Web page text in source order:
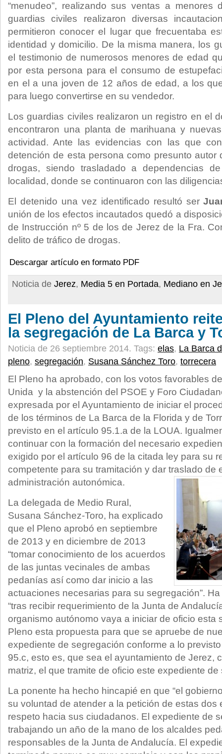
“menudeo”, realizando sus ventas a
guardias civiles realizaron diversas
permitieron conocer el lugar que frecuentaba
identidad y domicilio. De la misma manera, los
el testimonio de numerosos menores de edad
por esta persona para el consumo de
en el a una joven de 12 años de edad, a los
para luego convertirse en su vendedor.
Los guardias civiles realizaron un registro en el
encontraron una planta de marihuana y
actividad. Ante las evidencias con las que
detención de esta persona como presunto autor
drogas, siendo trasladado a dependencias
localidad, donde se continuaron con las
El detenido una vez identificado resultó ser
unión de los efectos incautados quedó a
de Instrucción nº 5 de los de Jerez de la Fra.
delito de tráfico de drogas.
Descargar artículo en formato PDF
Noticia de Jerez, Media 5 en Portada, Mediano en
El Pleno del Ayuntamiento
la segregación de La Barca y
Noticia de 26 septiembre 2014. Tags: elas, La Barca
pleno, segregación, Susana Sánchez Toro, torrecera
El Pleno ha aprobado, con los votos favorables
Unida y la abstención del PSOE y Foro
expresada por el Ayuntamiento de iniciar el
de los términos de La Barca de la Florida y de
previsto en el artículo 95.1.a de la LOUA.
continuar con la formación del necesario
exigido por el artículo 96 de la citada ley para su
competente para su tramitación y dar traslado de
administración autonómica.
La delegada de Medio Rural,
Susana Sánchez-Toro, ha explicado
que el Pleno aprobó en septiembre
de 2013 y en diciembre de 2013
“tomar conocimiento de los acuerdos
de las juntas vecinales de ambas
pedanías así como dar inicio a las
actuaciones necesarias para su segregación”.
“tras recibir requerimiento de la Junta de
organismo autónomo vaya a iniciar de oficio esta
Pleno esta propuesta para que se apruebe de
expediente de segregación conforme a lo
95.c, esto es, que sea el ayuntamiento de Jerez,
matriz, el que tramite de oficio este expediente de
La ponente ha hecho hincapié en que “el
su voluntad de atender a la petición de estas dos
respeto hacia sus ciudadanos. El expediente de
trabajando un año de la mano de los alcaldes
responsables de la Junta de Andalucía. El